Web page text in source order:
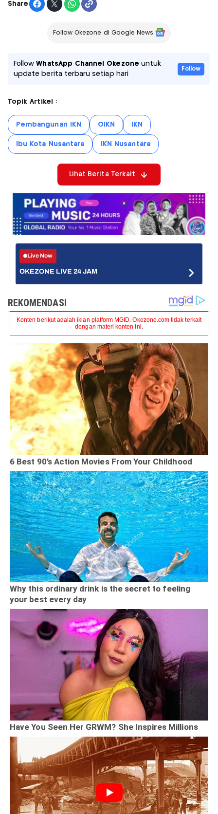
Share
Follow Okezone di Google News
FollowWhatsApp Channel Okezone untuk
update berita terbaru setiap hari
Follow
Topik Artikel :
Pembangunan IKN OIKN IKN
Ibu Kota Nusantara IKN Nusantara
Lihat Berita Terkait
Live Now
OKEZONE LIVE 24 JAM